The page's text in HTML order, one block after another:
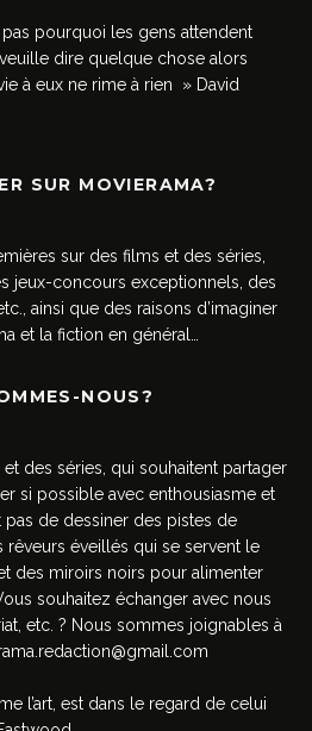
pourquoi les gens attendent
veuille dire quelque chose alors
à eux ne rime à rien » David
SUR MOVIERAMA?
sur des films et des séries,
jeux-concours exceptionnels, des
ainsi que des raisons d’imaginer
et la fiction en général…
NOUS?
des séries, qui souhaitent partager
si possible avec enthousiasme et
pas de dessiner des pistes de
rêveurs éveillés qui se servent le
des miroirs noirs pour alimenter
souhaitez échanger avec nous
etc. ? Nous sommes joignables à
l’art, est dans le regard de celui